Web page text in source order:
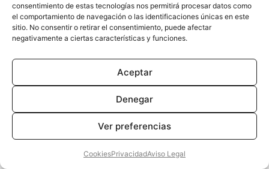
consentimiento de estas tecnologías nos permitirá procesar datos como
el comportamiento de navegación o las identificaciones únicas en este
sitio. No consentir o retirar el consentimiento, puede afectar
negativamente a ciertas características y funciones.
Aceptar
Denegar
Ver preferencias
CookiesPrivacidadAviso Legal